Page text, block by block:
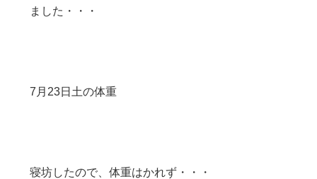
ました・・・
7月23日土の体重
寝坊したので、体重はかれず・・・